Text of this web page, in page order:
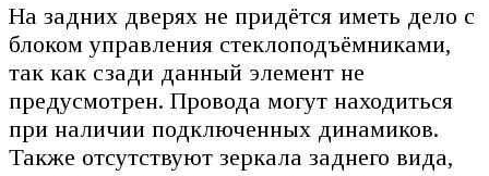
На задних дверях не придётся иметь дело с
блоком управления стеклоподъёмниками,
так как сзади данный элемент не
предусмотрен. Провода могут находиться
при наличии подключенных динамиков.
Также отсутствуют зеркала заднего вида,